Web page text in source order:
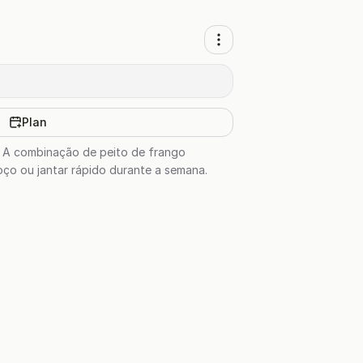
Plan
combinação de peito de frango
ou jantar rápido durante a semana.